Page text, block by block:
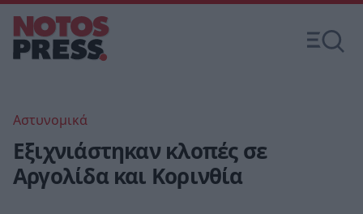
Αστυνομικά
Εξιχνιάστηκαν κλοπές σε
Αργολίδα και Κορινθία